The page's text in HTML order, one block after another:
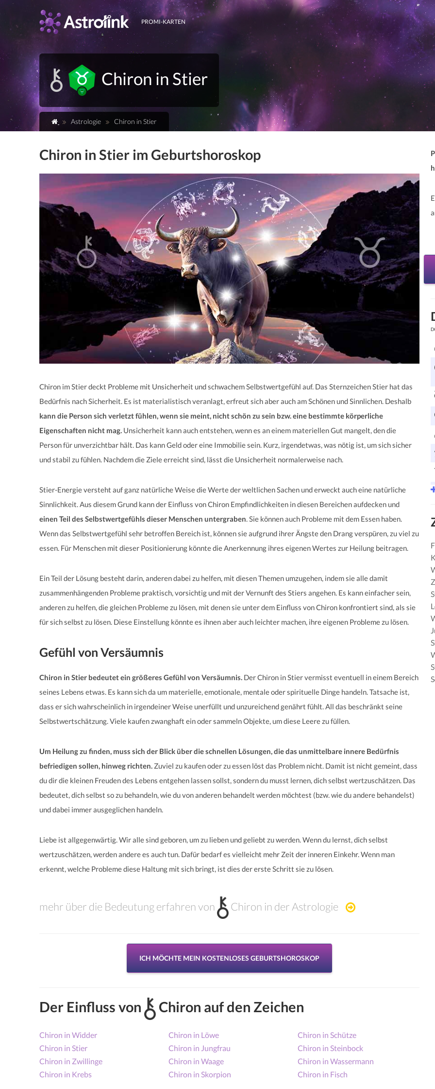
PROMI-KARTEN
Chiron in Stier
Astrologie Chiron in Stier
Chiron in Stier im Geburtshoroskop
Chiron im Stier deckt Probleme mit Unsicherheit und schwachem Selbstwertgefühl auf. Das Sternzeichen Stier hat das
Bedürfnis nach Sicherheit. Es ist materialistisch veranlagt, erfreut sich aber auch am Schönen und Sinnlichen. Deshalb
kann die Person sich verletzt fühlen, wenn sie meint, nicht schön zu sein bzw. eine bestimmte körperliche
Eigenschaften nicht mag. Unsicherheit kann auch entstehen, wenn es an einem materiellen Gut mangelt, den die
Person für unverzichtbar hält. Das kann Geld oder eine Immobilie sein. Kurz, irgendetwas, was nötig ist, um sich sicher
und stabil zu fühlen. Nachdem die Ziele erreicht sind, lässt die Unsicherheit normalerweise nach.
Stier-Energie versteht auf ganz natürliche Weise die Werte der weltlichen Sachen und erweckt auch eine natürliche
Sinnlichkeit. Aus diesem Grund kann der Einfluss von Chiron Empfindlichkeiten in diesen Bereichen aufdecken und
einen Teil des Selbstwertgefühls dieser Menschen untergraben. Sie können auch Probleme mit dem Essen haben.
Wenn das Selbstwertgefühl sehr betroffen Bereich ist, können sie aufgrund ihrer Ängste den Drang verspüren, zu viel zu
essen. Für Menschen mit dieser Positionierung könnte die Anerkennung ihres eigenen Wertes zur Heilung beitragen.
Ein Teil der Lösung besteht darin, anderen dabei zu helfen, mit diesen Themen umzugehen, indem sie alle damit
zusammenhängenden Probleme praktisch, vorsichtig und mit der Vernunft des Stiers angehen. Es kann einfacher sein,
anderen zu helfen, die gleichen Probleme zu lösen, mit denen sie unter dem Einfluss von Chiron konfrontiert sind, als sie
für sich selbst zu lösen. Diese Einstellung könnte es ihnen aber auch leichter machen, ihre eigenen Probleme zu lösen.
Gefühl von Versäumnis
Chiron in Stier bedeutet ein größeres Gefühl von Versäumnis. Der Chiron in Stier vermisst eventuell in einem Bereich
seines Lebens etwas. Es kann sich da um materielle, emotionale, mentale oder spirituelle Dinge handeln. Tatsache ist,
dass er sich wahrscheinlich in irgendeiner Weise unerfüllt und unzureichend genährt fühlt. All das beschränkt seine
Selbstwertschätzung. Viele kaufen zwanghaft ein oder sammeln Objekte, um diese Leere zu füllen.
Um Heilung zu finden, muss sich der Blick über die schnellen Lösungen, die das unmittelbare innere Bedürfnis
befriedigen sollen, hinweg richten. Zuviel zu kaufen oder zu essen löst das Problem nicht. Damit ist nicht gemeint, dass
du dir die kleinen Freuden des Lebens entgehen lassen sollst, sondern du musst lernen, dich selbst wertzuschätzen. Das
bedeutet, dich selbst so zu behandeln, wie du von anderen behandelt werden möchtest (bzw. wie du andere behandelst)
und dabei immer ausgeglichen handeln.
Liebe ist allgegenwärtig. Wir alle sind geboren, um zu lieben und geliebt zu werden. Wenn du lernst, dich selbst
wertzuschätzen, werden andere es auch tun. Dafür bedarf es vielleicht mehr Zeit der inneren Einkehr. Wenn man
erkennt, welche Probleme diese Haltung mit sich bringt, ist dies der erste Schritt sie zu lösen.
mehr über die Bedeutung erfahren von Chiron in der Astrologie
ICH MÖCHTE MEIN KOSTENLOSES GEBURTSHOROSKOP
Der Einfluss von Chiron auf den Zeichen
Chiron in Widder
Chiron in Stier
Chiron in Zwillinge
Chiron in Krebs
Chiron in Löwe
Chiron in Jungfrau
Chiron in Waage
Chiron in Skorpion
Chiron in Schütze
Chiron in Steinbock
Chiron in Wassermann
Chiron in Fisch